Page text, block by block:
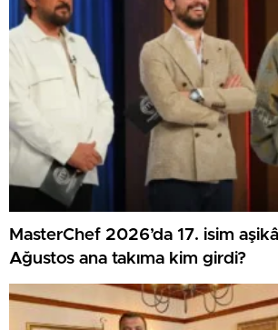
MasterChef 2026’da 17. isim
Ağustos ana takıma kim girdi?